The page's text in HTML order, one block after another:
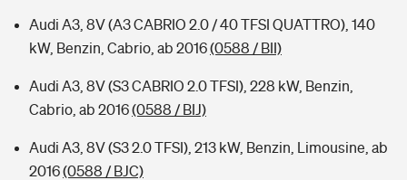
Audi A3, 8V (A3 CABRIO 2.0 / 40 TFSI QUATTRO), 140
kW, Benzin, Cabrio, ab 2016(0588 / BII)
Audi A3, 8V (S3 CABRIO 2.0 TFSI), 228 kW, Benzin,
Cabrio, ab 2016(0588 / BIJ)
Audi A3, 8V (S3 2.0 TFSI), 213 kW, Benzin, Limousine, ab
2016(0588 / BJC)